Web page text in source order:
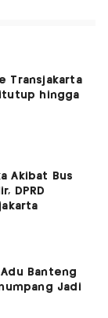
Transjakarta
hingga
Akibat Bus
DPRD
Banteng
Jadi